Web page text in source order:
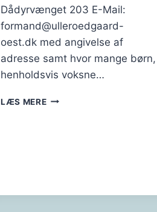
Dådyrvænget 203 E-Mail:
formand@ulleroedgaard-
oest.dk med angivelse af
adresse samt hvor mange børn,
henholdsvis voksne…
LÆS MEREFASTELAVNSFEST